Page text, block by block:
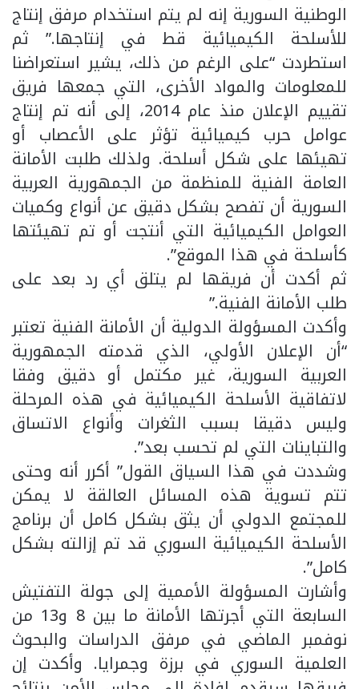
الوطنية السورية إنه لم يتم استخدام مرفق إنتاج
للأسلحة الكيميائية قط في إنتاجها.” ثم
استطردت “على الرغم من ذلك، يشير استعراضنا
للمعلومات والمواد الأخرى، التي جمعها فريق
تقييم الإعلان منذ عام 2014، إلى أنه تم إنتاج
عوامل حرب كيميائية تؤثر على الأعصاب أو
تهيئها على شكل أسلحة. ولذلك طلبت الأمانة
العامة الفنية للمنظمة من الجمهورية العربية
السورية أن تفصح بشكل دقيق عن أنواع وكميات
العوامل الكيميائية التي أنتجت أو تم تهيئتها
كأسلحة في هذا الموقع”.
ثم أكدت أن فريقها لم يتلق أي رد بعد على
طلب الأمانة الفنية.”
وأكدت المسؤولة الدولية أن الأمانة الفنية تعتبر
“أن الإعلان الأولي، الذي قدمته الجمهورية
العربية السورية، غير مكتمل أو دقيق وفقا
لاتفاقية الأسلحة الكيميائية في هذه المرحلة
وليس دقيقا بسبب الثغرات وأنواع الاتساق
والتباينات التي لم تحسب بعد”.
وشددت في هذا السياق القول” أكرر أنه وحتى
تتم تسوية هذه المسائل العالقة لا يمكن
للمجتمع الدولي أن يثق بشكل كامل أن برنامج
الأسلحة الكيميائية السوري قد تم إزالته بشكل
كامل”.
وأشارت المسؤولة الأممية إلى جولة التفتيش
السابعة التي أجرتها الأمانة ما بين 8 و13 من
نوفمبر الماضي في مرفق الدراسات والبحوث
العلمية السوري في برزة وجمرايا. وأكدت إن